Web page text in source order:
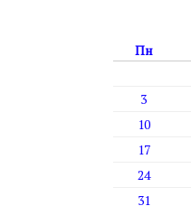
Пн
3
10
17
24
31